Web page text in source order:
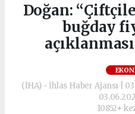
Doğan:
buğday
(İHA) - İhlas Haber Ajansı |
10852+